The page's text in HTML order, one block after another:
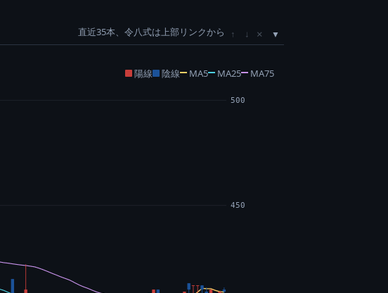
直近35本、令八式は上部リンクから ↑ ↓ ×
陽線 陰線 MA5 MA25 MA75
450
500